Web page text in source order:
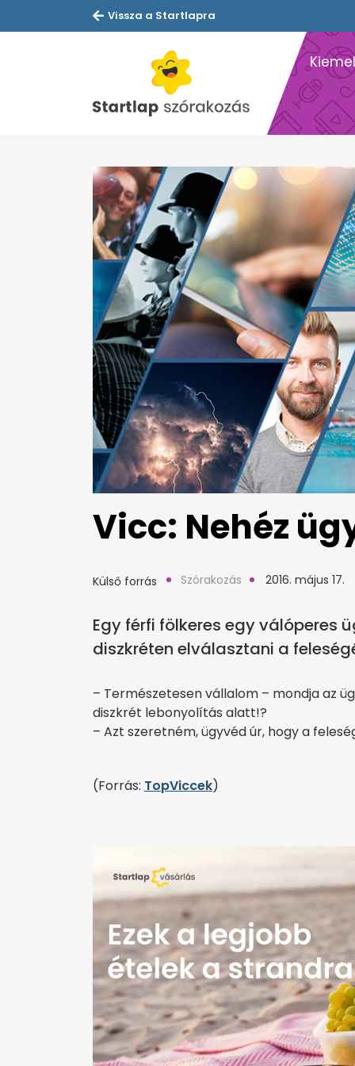
Vissza a Startlapra
Vicc: Nehéz
Külső forrás Szórakozás 2016. május 17.
Egy férfi fölkeres egy válóperes
diszkréten elválasztani a
– Természetesen vállalom – mondja az
diszkrét lebonyolítás alatt!?
– Azt szeretném, ügyvéd úr, hogy a
(Forrás: TopViccek)